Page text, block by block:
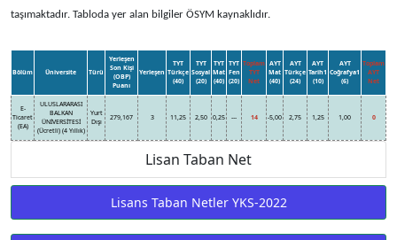
taşımaktadır. Tabloda yer alan bilgiler ÖSYM kaynaklıdır.
Bölüm Üniversite Türü
Yerleşen
Son Kişi
(OBP)
Puanı
Yerleşen
TYT
Türkçe
(40)
TYT
Sosyal
(20)
TYT
Mat
(40)
TYT
Fen
(20)
Toplam
TYT
Net
AYT
Mat
(40)
AYT
Türkçe
(24)
AYT
Tarih1
(10)
AYT
Coğrafya1
(6)
Toplam
AYT
Net
E-
Ticaret
(EA)
ULUSLARARASI
BALKAN
ÜNİVERSİTESİ
(Ücretli) (4 Yıllık)
Yurt
Dışı
279,167 3 11,25 2,50 0,25 --- 14 -5,00 2,75 1,25 1,00 0
Lisan Taban Net
Lisans Taban Netler YKS-2022